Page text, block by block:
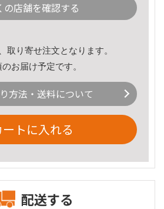
の店舗を確認する
取り寄せ注文となります。
お届け予定です。
方法・送料について
ートに入れる
配送する